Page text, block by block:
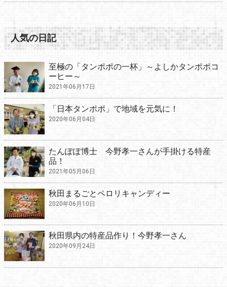
人気の日記
至極の「タンポポの一杯」～よしかタンポポコ
ーヒー～
2021年06月17日
「日本タンポポ」で地域を元気に！
2020年06月04日
たんぽぽ博士 今野孝一さんが手掛ける特産
品！
2021年05月06日
秋田まるごとペロリキャンディー
2020年06月10日
秋田県内の特産品作り！今野孝一さん
2020年09月24日